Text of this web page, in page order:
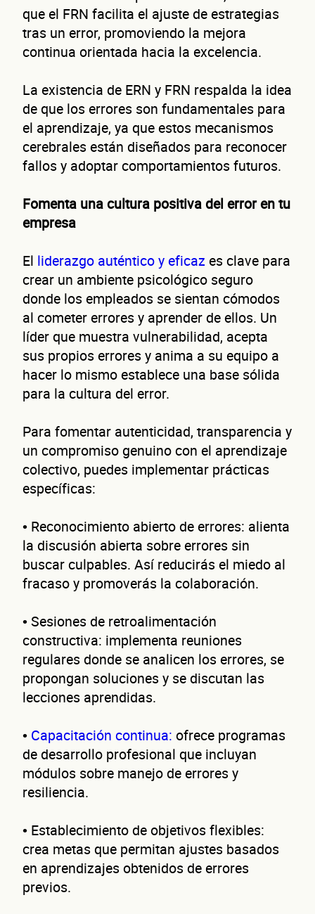
que el FRN facilita el ajuste de estrategias
tras un error, promoviendo la mejora
continua orientada hacia la excelencia.
La existencia de ERN y FRN respalda la idea
de que los errores son fundamentales para
el aprendizaje, ya que estos mecanismos
cerebrales están diseñados para reconocer
fallos y adoptar comportamientos futuros.
Fomenta una cultura positiva del error en tu
empresa
El liderazgo auténtico y eficaz es clave para
crear un ambiente psicológico seguro
donde los empleados se sientan cómodos
al cometer errores y aprender de ellos. Un
líder que muestra vulnerabilidad, acepta
sus propios errores y anima a su equipo a
hacer lo mismo establece una base sólida
para la cultura del error.
Para fomentar autenticidad, transparencia y
un compromiso genuino con el aprendizaje
colectivo, puedes implementar prácticas
específicas:
• Reconocimiento abierto de errores: alienta
la discusión abierta sobre errores sin
buscar culpables. Así reducirás el miedo al
fracaso y promoverás la colaboración.
• Sesiones de retroalimentación
constructiva: implementa reuniones
regulares donde se analicen los errores, se
propongan soluciones y se discutan las
lecciones aprendidas.
• Capacitación continua: ofrece programas
de desarrollo profesional que incluyan
módulos sobre manejo de errores y
resiliencia.
• Establecimiento de objetivos flexibles:
crea metas que permitan ajustes basados
en aprendizajes obtenidos de errores
previos.
Autorización inmediata 100% autoservicio
de
¿Cuánto factura tu negocio al año?